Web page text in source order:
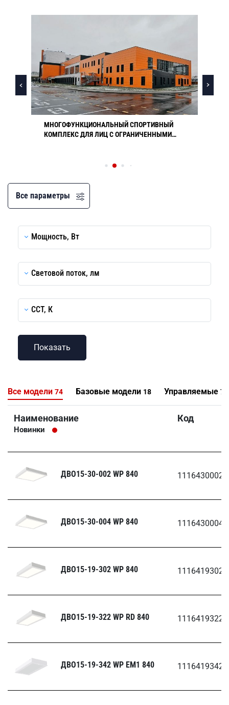
МНОГОФУНКЦИОНАЛЬНЫЙ СПОРТИВНЫЙ
КОМПЛЕКС ДЛЯ ЛИЦ С ОГРАНИЧЕННЫМИ
Все параметры
Мощность, Вт
Световой поток, лм
CCT, К
Все модели 74 Базовые модели 18 Управляемые 7
Наименование
Новинки
Код
ДВО15-30-002 WP 840 1116430002
ДВО15-30-004 WP 840 1116430004
ДВО15-19-302 WP 840 1116419302
ДВО15-19-322 WP RD 840 1116419322
ДВО15-19-342 WP EM1 840